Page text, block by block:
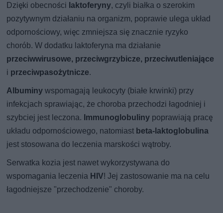
Dzięki obecności laktoferyny, czyli białka o szerokim
pozytywnym działaniu na organizm, poprawie ulega układ
odpornościowy, więc zmniejsza się znacznie ryzyko
chorób. W dodatku laktoferyna ma działanie
przeciwwirusowe, przeciwgrzybicze, przeciwutleniające
i przeciwpasożytnicze.
Albuminy wspomagają leukocyty (białe krwinki) przy
infekcjach sprawiając, że choroba przechodzi łagodniej i
szybciej jest leczona. Immunoglobuliny poprawiają pracę
układu odpornościowego, natomiast beta-laktoglobulina
jest stosowana do leczenia marskości wątroby.
Serwatka kozia jest nawet wykorzystywana do
wspomagania leczenia HIV! Jej zastosowanie ma na celu
łagodniejsze "przechodzenie" choroby.